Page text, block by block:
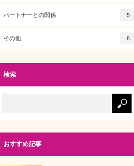
パートナーとの関係 5
その他 8
検索
おすすめ記事